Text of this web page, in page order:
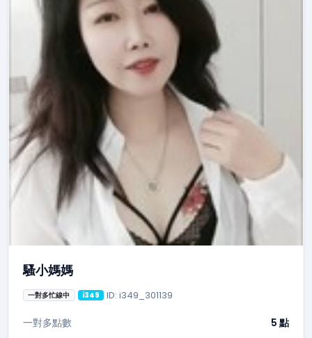
騷小媽媽
一對多忙線中 i349 ID: i349_301139
一對多點數 5 點